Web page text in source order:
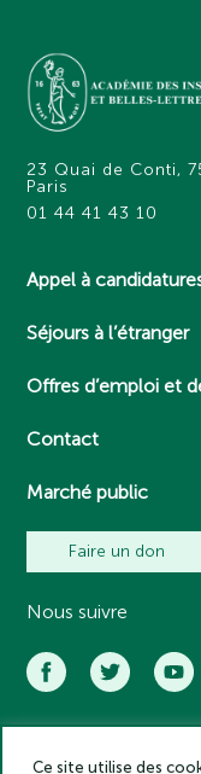
23 Quai de Conti,
Paris
01 44 41 43 10
Appel à
Séjours à l’étranger
Offres d’emploi et
Contact
Marché public
Faire un don
Nous suivre
Ce site utilise des